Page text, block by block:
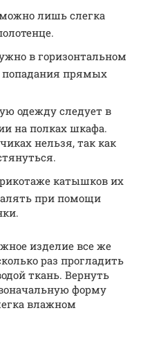
лишь слегка
в горизонтальном
попадания прямых
одежду следует в
на полках шкафа.
нельзя, так как
катышков их
при помощи
изделие все же
раз прогладить
ткань. Вернуть
форму
влажном